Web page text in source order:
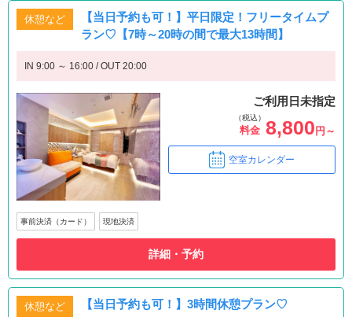
休憩など
【当日予約も可！】平日限定！フリータイムプ
ラン♡【7時～20時の間で最大13時間】
IN 9:00 ～ 16:00 / OUT 20:00
ご利用日未指定
（税込）
料金 8,800 円～
空室カレンダー
事前決済（カード） 現地決済
詳細・予約
休憩など 【当日予約も可！】3時間休憩プラン♡